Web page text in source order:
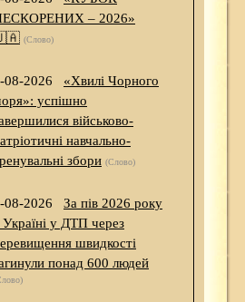
– 2026»
(Слово)
08-2026
«Хвилі Чорного
успішно
військово-
навчально-
збори (Слово)
08-2026
За пів 2026 року
Україні у ДТП через
швидкості
понад 600 людей